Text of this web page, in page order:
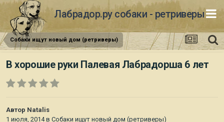
Лабрадор.ру собаки - ретриверы
Собаки ищут новый дом (ретриверы)
В хорошие руки Палевая Лабрадорша 6 лет
Автор Natalis
1 июля, 2014в Собаки ищут новый дом (ретриверы)